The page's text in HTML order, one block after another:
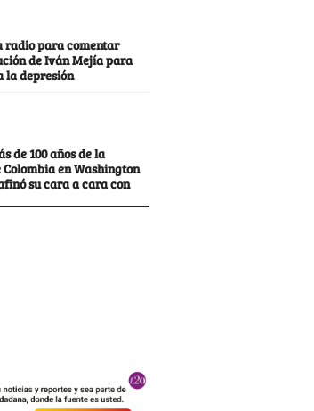
radio para comentar
de Iván Mejía para
la depresión
de 100 años de la
en Washington
su cara a cara con